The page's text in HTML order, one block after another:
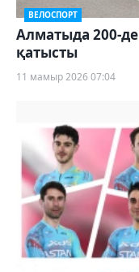
ВЕЛОСПОРТ
Алматыда 200-
қатысты
11 мамыр 2026 07:04